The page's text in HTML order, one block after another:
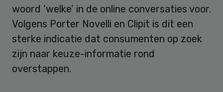
woord ‘welke’ in de online conversaties voor.
Volgens Porter Novelli en Clipit is dit een
sterke indicatie dat consumenten op zoek
zijn naar keuze-informatie rond
overstappen.